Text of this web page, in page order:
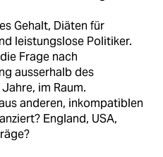
Gehalt, Diäten für
leistungslose Politiker.
Frage nach
ausserhalb des
im Raum.
anderen, inkompatiblen
England, USA,